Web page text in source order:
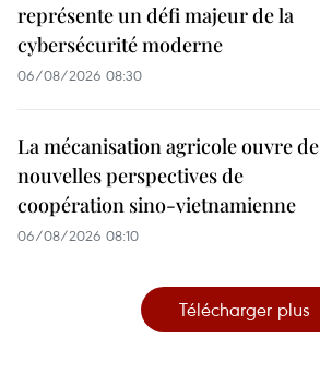
représente un défi majeur de la
cybersécurité moderne
06/08/2026 08:30
La mécanisation agricole ouvre de
nouvelles perspectives de
coopération sino-vietnamienne
06/08/2026 08:10
Télécharger plus